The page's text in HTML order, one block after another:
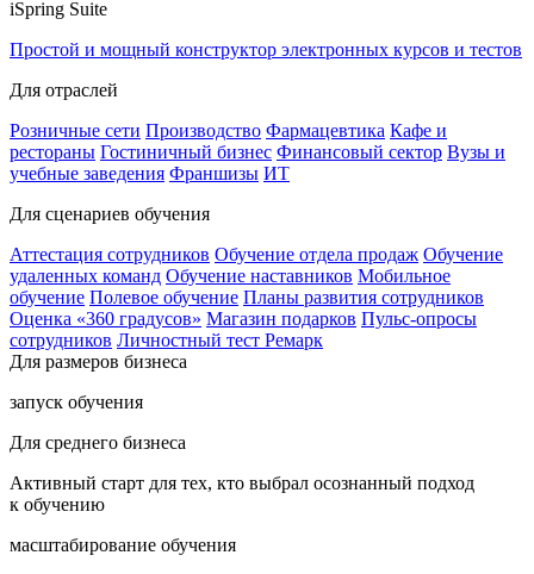
iSpring Suite
Простой и мощный конструктор электронных курсов и тестов
Для отраслей
Розничные сети Производство Фармацевтика Кафе и
рестораны Гостиничный бизнес Финансовый сектор Вузы и
учебные заведения Франшизы ИТ
Для сценариев обучения
Аттестация сотрудников Обучение отдела продаж Обучение
удаленных команд Обучение наставников Мобильное
обучение Полевое обучение Планы развития сотрудников
Оценка «360 градусов» Магазин подарков Пульс-опросы
сотрудников Личностный тест Ремарк
Для размеров бизнеса
запуск обучения
Для среднего бизнеса
Активный старт для тех, кто выбрал осознанный подход
к обучению
масштабирование обучения